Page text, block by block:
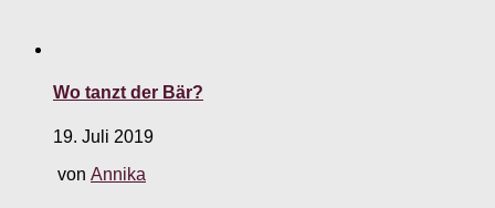
Wo tanzt der Bär?
19. Juli 2019
von Annika